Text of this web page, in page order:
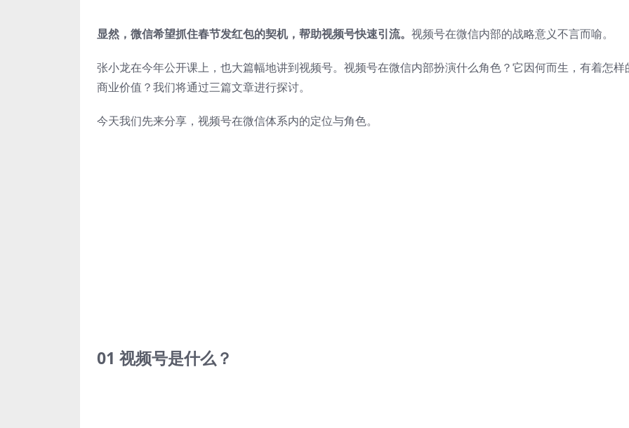
显然，微信希望抓住春节发红包的契机，帮助视频号快速引流。 视频号在微信内部的战略意义不言而喻。
张小龙在今年公开课上，也大篇幅地讲到视频号。视频号在微信内部扮演什么角色？它因何而生，有着怎样
商业价值？我们将通过三篇文章进行探讨。
今天我们先来分享，视频号在微信体系内的定位与角色。
01 视频号是什么？